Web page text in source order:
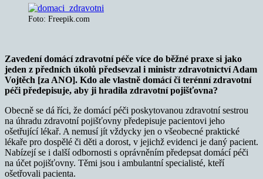
Foto: Freepik.com
Zavedení domácí zdravotní péče více do běžné praxe si jako
jeden z předních úkolů předsevzal i ministr zdravotnictví Adam
Vojtěch [za ANO]. Kdo ale vlastně domácí či terénní zdravotní
péči předepisuje, aby ji hradila zdravotní pojišťovna?
Obecně se dá říci, že domácí péči poskytovanou zdravotní sestrou
na úhradu zdravotní pojišťovny předepisuje pacientovi jeho
ošetřující lékař. A nemusí jít vždycky jen o všeobecné praktické
lékaře pro dospělé či děti a dorost, v jejichž evidenci je daný pacient.
Nabízejí se i další odbornosti s oprávněním předepsat domácí péči
na účet pojišťovny. Těmi jsou i ambulantní specialisté, kteří
ošetřovali pacienta.